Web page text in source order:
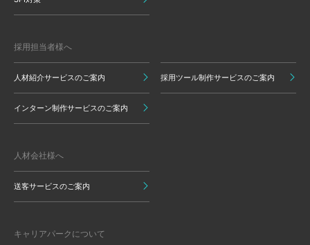
採用担当者様へ
人材紹介サービスのご案内 採用ツール制作サービスのご案内
インターン制作サービスのご案内
人材会社様へ
送客サービスのご案内
キャリアパークについて